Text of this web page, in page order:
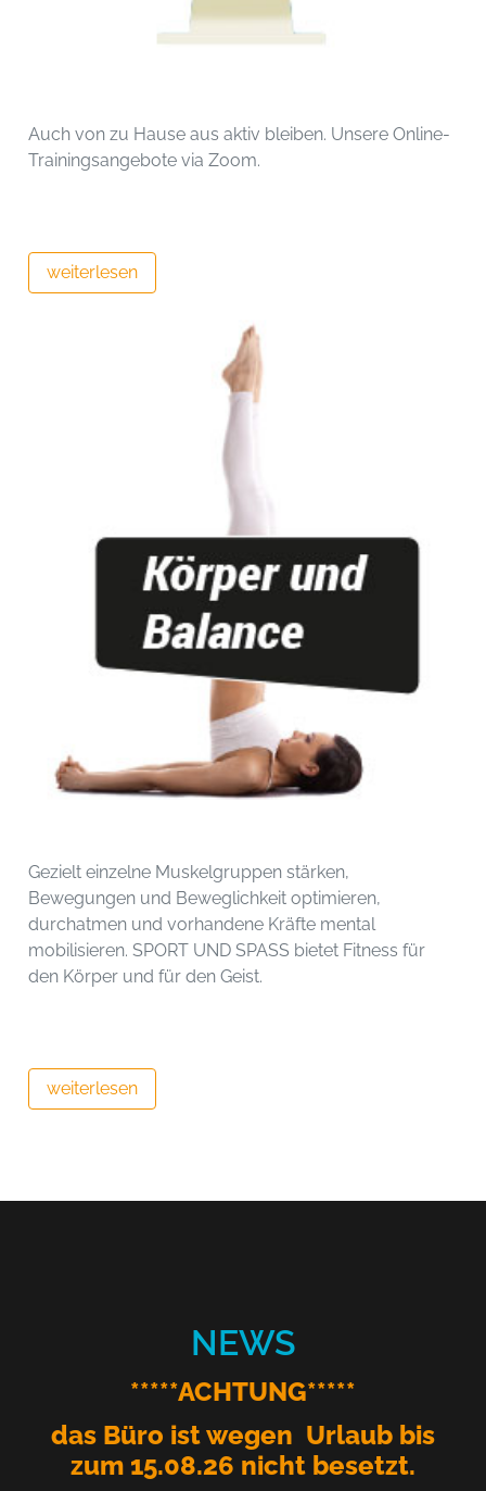
Auch von zu Hause aus aktiv bleiben. Unsere Online-
Trainingsangebote via Zoom.
weiterlesen
Gezielt einzelne Muskelgruppen stärken,
Bewegungen und Beweglichkeit optimieren,
durchatmen und vorhandene Kräfte mental
mobilisieren. SPORT UND SPASS bietet Fitness für
den Körper und für den Geist.
weiterlesen
NEWS
*****ACHTUNG*****
das Büro ist wegen Urlaub bis
zum 15.08.26 nicht besetzt.